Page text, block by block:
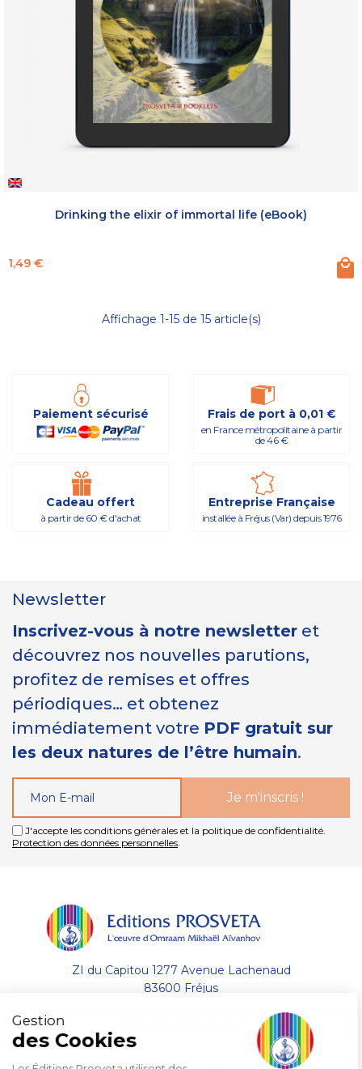
Gestion
des Cookies
Drinking the elixir of immortal life (eBook)
Prix
1,49 €
Affichage 1-15 de 15 article(s)
Paiement sécurisé Frais de port à 0,01 €
en France métropolitaine à partir
de 46 €
Cadeau offert
à partir de 60 € d'achat
Entreprise Française
installée à Fréjus (Var) depuis 1976
Newsletter
Inscrivez-vous à notre newsletter et
découvrez nos nouvelles parutions,
profitez de remises et offres
périodiques… et obtenez
immédiatement votre PDF gratuit sur
les deux natures de l’être humain.
J'accepte les conditions générales et la politique de confidentialité.
Protection des données personnelles
ZI du Capitou 1277 Avenue Lachenaud
83600 Fréjus